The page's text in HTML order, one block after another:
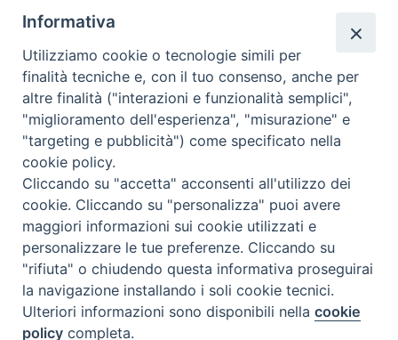
Diocesi
di Como
Diocesi di Como | piazza Grimoldi, 5
Riproduzione solo con permesso.
Informativa
Utilizziamo cookie o tecnologie simili per
finalità tecniche e, con il tuo consenso, anche per
altre finalità ("interazioni e funzionalità semplici",
"miglioramento dell'esperienza", "misurazione" e
"targeting e pubblicità") come specificato nella
cookie policy.
Cliccando su "accetta" acconsenti all'utilizzo dei
cookie. Cliccando su "personalizza" puoi avere
maggiori informazioni sui cookie utilizzati e
personalizzare le tue preferenze. Cliccando su
"rifiuta" o chiudendo questa informativa proseguirai
la navigazione installando i soli cookie tecnici.
Ulteriori informazioni sono disponibili nellacookie
policy completa.